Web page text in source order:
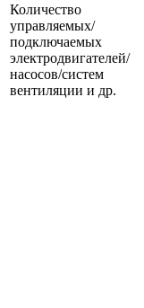
Количество
управляемых/
подключаемых
электродвигателей/
насосов/систем
вентиляции и др.